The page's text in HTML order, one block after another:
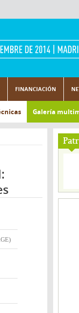
FINANCIACIÓN
Galería